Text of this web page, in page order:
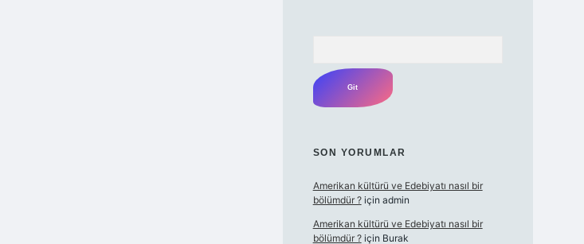
SON YORUMLAR
Amerikan kültürü ve Edebiyatı nasıl bir
bölümdür ?için admin
Amerikan kültürü ve Edebiyatı nasıl bir
bölümdür ?için Burak